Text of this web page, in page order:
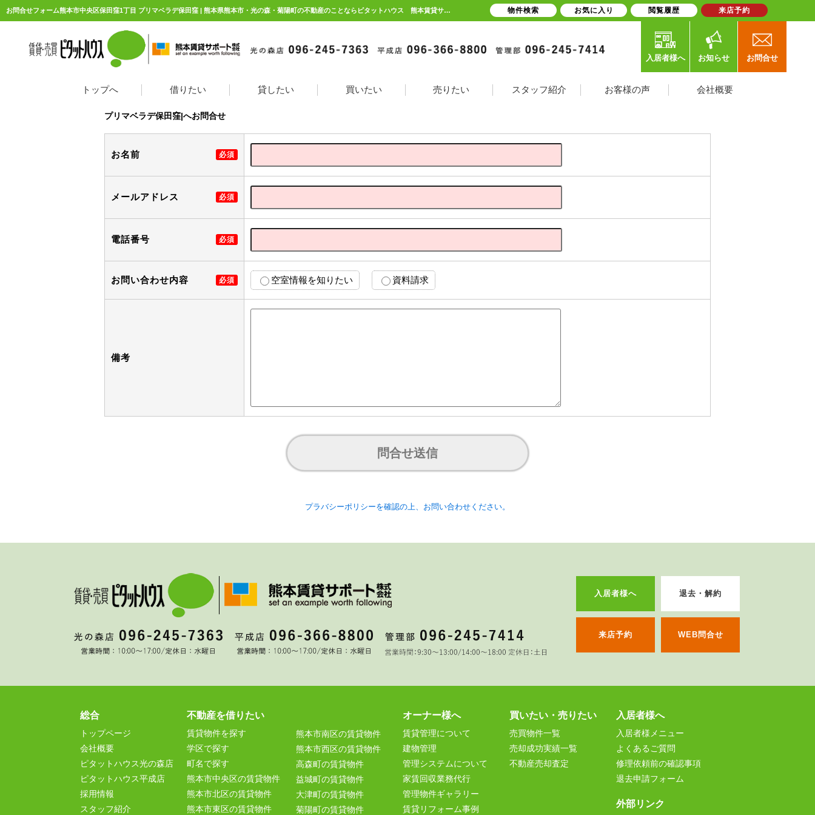
お問合せフォーム熊本市中央区保田窪1丁目 プリマベラデ保田窪 | 熊本県熊本市・光の森・菊陽町の不動産のことならピタットハウス 熊本賃貸サポート
入居者様へ お知らせ お問合せ
トップへ 借りたい 貸したい 買いたい 売りたい スタッフ紹介 お客様の声 会社概要
プリマベラデ保田窪|へお問合せ
お名前 必須
メールアドレス 必須
電話番号 必須
お問い合わせ内容 必須 空室情報を知りたい 資料請求
備考
問合せ送信
プラバシーポリシーを確認の上、お問い合わせください。
入居者様へ 退去・解約
来店予約 WEB問合せ
総合
トップページ
会社概要
ピタットハウス光の森店
ピタットハウス平成店
採用情報
スタッフ紹介
不動産を借りたい
賃貸物件を探す
学区で探す
町名で探す
熊本市中央区の賃貸物件
熊本市北区の賃貸物件
熊本市東区の賃貸物件
熊本市南区の賃貸物件
熊本市西区の賃貸物件
高森町の賃貸物件
益城町の賃貸物件
大津町の賃貸物件
菊陽町の賃貸物件
オーナー様へ
賃貸管理について
建物管理
管理システムについて
家賃回収業務代行
管理物件ギャラリー
賃貸リフォーム事例
買いたい・売りたい
売買物件一覧
売却成功実績一覧
不動産売却査定
入居者様へ
入居者様メニュー
よくあるご質問
修理依頼前の確認事項
退去申請フォーム
外部リンク
物件検索 お気に入り 閲覧履歴 来店予約